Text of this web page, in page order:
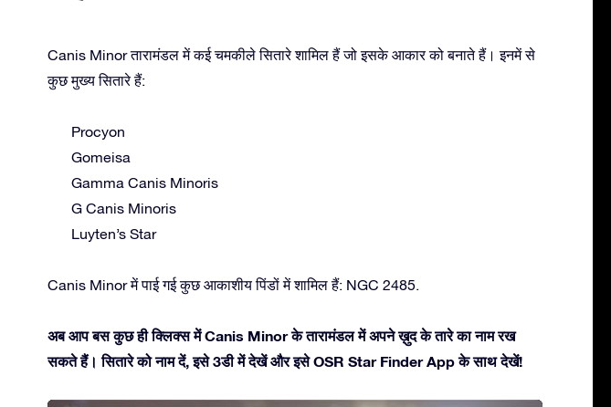
Canis Minor तारामंडल में कई चमकीले सितारे शामिल हैं जो इसके आकार को बनाते हैं। इनमें से
कुछ मुख्य सितारे हैं:
Procyon
Gomeisa
Gamma Canis Minoris
G Canis Minoris
Luyten’s Star
Canis Minor में पाई गई कुछ आकाशीय पिंडों में शामिल हैं: NGC 2485.
अब आप बस कुछ ही क्लिक्स में Canis Minor के तारामंडल में अपने ख़ुद के तारे का नाम रख
सकते हैं। सितारे को नाम दें, इसे 3डी में देखें और इसे OSR Star Finder App के साथ देखें!